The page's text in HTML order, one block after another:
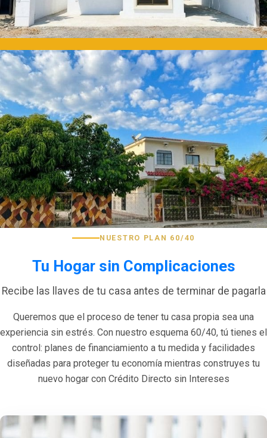
NUESTRO PLAN 60/40
Tu Hogar sin Complicaciones
Recibe las llaves de tu casa antes de terminar de pagarla
Queremos que el proceso de tener tu casa propia sea una
experiencia sin estrés. Con nuestro esquema 60/40, tú tienes el
control: planes de financiamiento a tu medida y facilidades
diseñadas para proteger tu economía mientras construyes tu
nuevo hogar con Crédito Directo sin Intereses